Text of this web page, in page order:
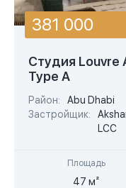
Студия Louvre
Type A
Район:
Abu Dhabi
Застройщик:
LCC
Площадь
47 м²
381 000